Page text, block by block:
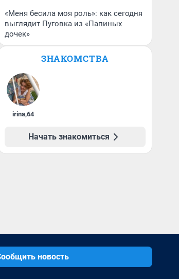
«Меня бесила моя роль»: как сегодня
выглядит Пуговка из «Папиных
дочек»
ЗНАКОМСТВА
irina,64
Начать знакомиться
новость